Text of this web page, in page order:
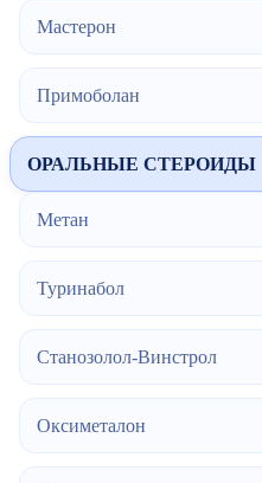
Мастерон
Примоболан
ОРАЛЬНЫЕ СТЕРОИДЫ
Метан
Туринабол
Станозолол-Винстрол
Оксиметалон